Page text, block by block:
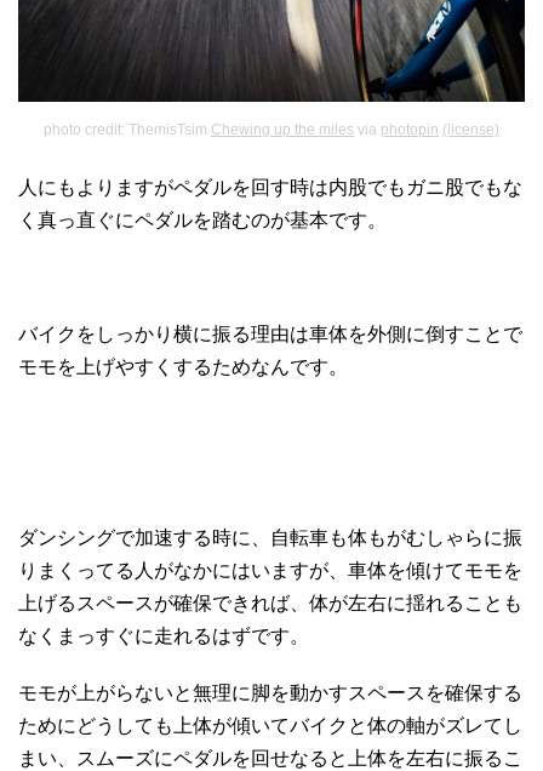
photo credit: ThemisTsim Chewing up the miles via photopin (license)
人にもよりますがペダルを回す時は内股でもガニ股でもな
く真っ直ぐにペダルを踏むのが基本です。
バイクをしっかり横に振る理由は車体を外側に倒すことで
モモを上げやすくするためなんです。
ダンシングで加速する時に、自転車も体もがむしゃらに振
りまくってる人がなかにはいますが、車体を傾けてモモを
上げるスペースが確保できれば、体が左右に揺れることも
なくまっすぐに走れるはずです。
モモが上がらないと無理に脚を動かすスペースを確保する
ためにどうしても上体が傾いてバイクと体の軸がズレてし
まい、スムーズにペダルを回せなると上体を左右に振るこ